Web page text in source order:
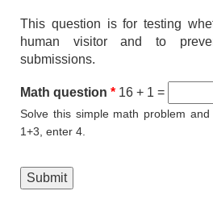
This question is for testing
human visitor and to
submissions.
Math question * 16 + 1 =
Solve this simple math problem
1+3, enter 4.